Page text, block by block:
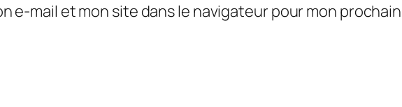
e-mail et mon site dans le navigateur pour mon